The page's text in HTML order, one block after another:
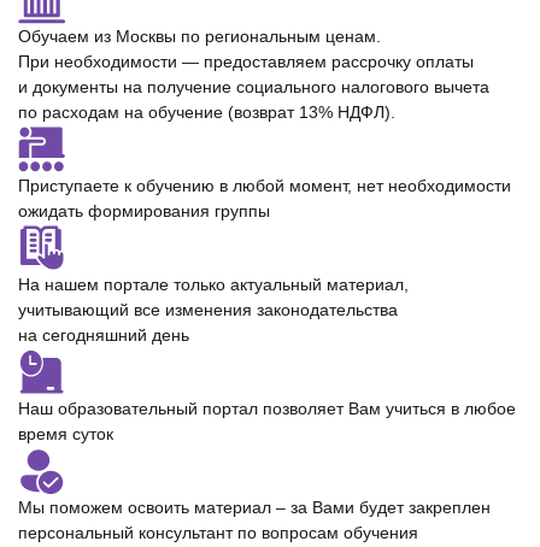
Обучаем из Москвы по региональным ценам.
При необходимости — предоставляем рассрочку оплаты
и документы на получение cоциального налогового вычета
по расходам на обучение (возврат 13% НДФЛ).
Приступаете к обучению в любой момент, нет необходимости
ожидать формирования группы
На нашем портале только актуальный материал
учитывающий все изменения законодательства
на сегодняшний день
Наш образовательный портал позволяет Вам учиться в любое
время суток
Мы поможем освоить материал – за Вами будет закреплен
персональный консультантпо вопросам обучения